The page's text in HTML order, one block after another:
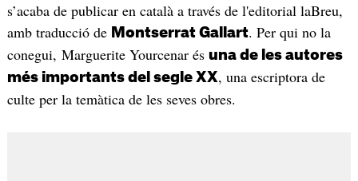
s’acaba de publicar en català a través de l'editorial laBreu,
amb traducció de Montserrat Gallart. Per qui no la
conegui, Marguerite Yourcenar és una de les autores
més importants del segle XX, una escriptora de
culte per la temàtica de les seves obres.